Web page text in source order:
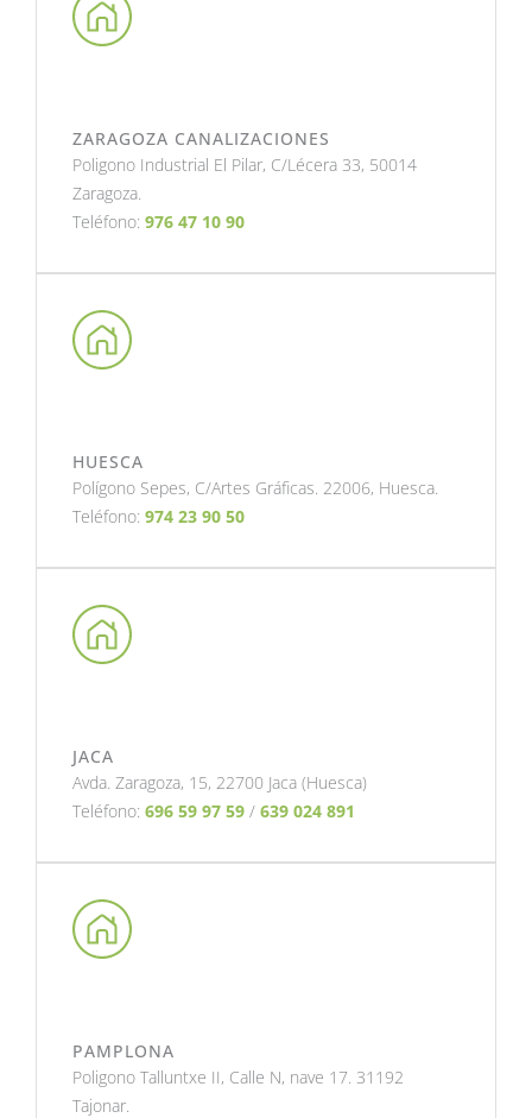
ZARAGOZA CANALIZACIONES
Poligono Industrial El Pilar, C/Lécera 33, 50014
Zaragoza.
Teléfono: 976 47 10 90
HUESCA
Polígono Sepes, C/Artes Gráficas. 22006, Huesca.
Teléfono: 974 23 90 50
JACA
Avda. Zaragoza, 15, 22700 Jaca (Huesca)
Teléfono: 696 59 97 59 / 639 024 891
PAMPLONA
Poligono Talluntxe II, Calle N, nave 17. 31192
Tajonar.